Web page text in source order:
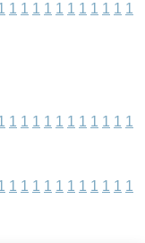
1 1 1 1 1 1 1 1 1 1 1
1 1 1 1 1 1 1 1 1 1 1
1 1 1 1 1 1 1 1 1 1 1